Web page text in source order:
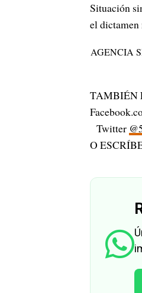
Situación
el dictamen
AGENCIA
TAMBIÉN
Twitter
O